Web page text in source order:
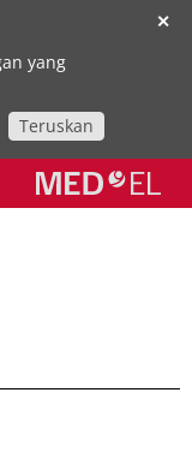
✕
yang
Teruskan